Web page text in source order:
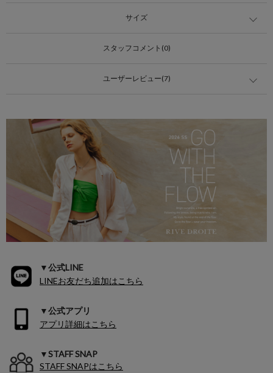
サイズ
スタッフコメント(0)
ユーザーレビュー(7)
▼公式LINE
LINEお友だち追加はこちら
▼公式アプリ
アプリ詳細はこちら
▼STAFF SNAP
STAFF SNAPはこちら